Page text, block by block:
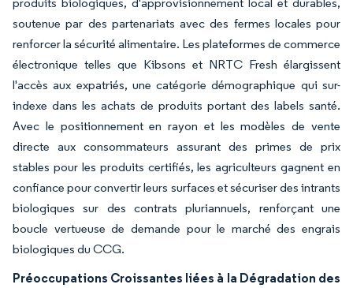
soutenue par des partenariats avec des fermes locales pour
renforcer la sécurité alimentaire. Les plateformes de commerce
électronique telles que Kibsons et NRTC Fresh élargissent
l'accès aux expatriés, une catégorie démographique qui sur-
indexe dans les achats de produits portant des labels santé.
Avec le positionnement en rayon et les modèles de vente
directe aux consommateurs assurant des primes de prix
stables pour les produits certifiés, les agriculteurs gagnent en
confiance pour convertir leurs surfaces et sécuriser des intrants
biologiques sur des contrats pluriannuels, renforçant une
boucle vertueuse de demande pour le marché des engrais
biologiques du CCG.
Préoccupations Croissantes liées à la Dégradation des